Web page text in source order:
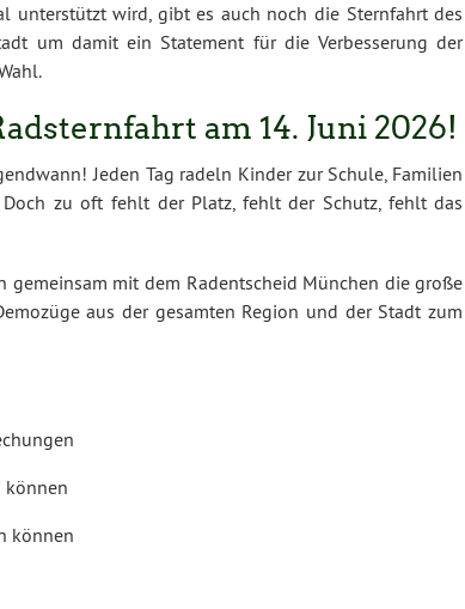
unterstützt wird, gibt es auch noch die Sternfahrt des
um damit ein Statement für die Verbesserung der
am 14. Juni 2026!
Jeden Tag radeln Kinder zur Schule, Familien
zu oft fehlt der Platz, fehlt der Schutz, fehlt das
gemeinsam mit dem Radentscheid München die große
aus der gesamten Region und der Stadt zum
können
können